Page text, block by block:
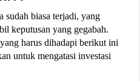
sudah biasa terjadi, yang
keputusan yang gegabah.
harus dihadapi berikut ini
untuk mengatasi investasi